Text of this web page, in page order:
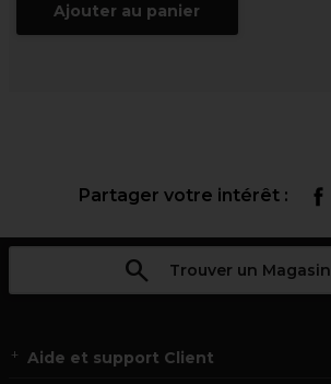
Ajouter au panier
Partager votre intérêt :
Trouver un Magasin
Aide et support Client